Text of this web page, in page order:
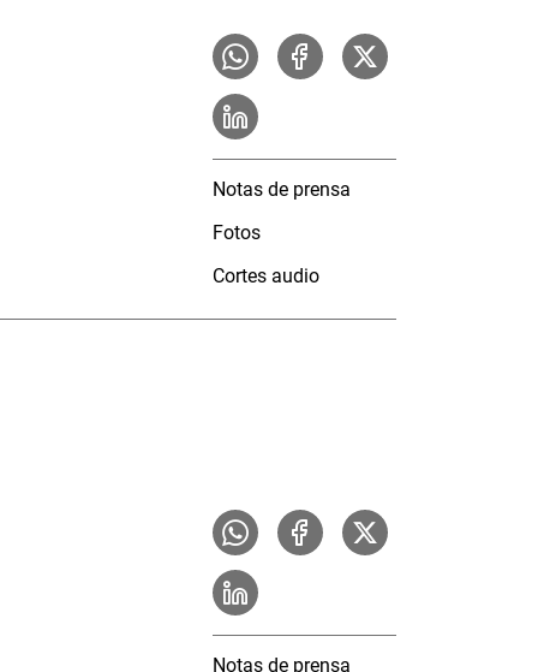
Notas de prensa
Fotos
Cortes audio
Notas de prensa